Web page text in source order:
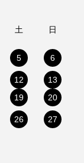
土 日
5 6
12
13
19 20
26 27